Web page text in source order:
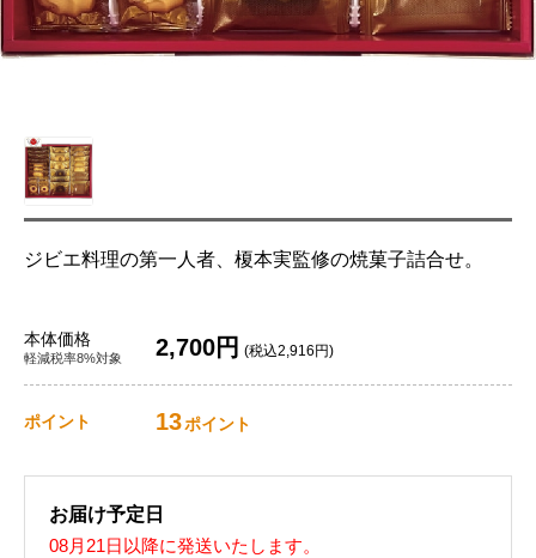
ジビエ料理の第一人者、榎本実監修の焼菓子詰合せ。
本体価格
軽減税率8%対象 2,700円 (税込2,916円)
ポイント 13ポイント
お届け予定日
08月21日以降に発送いたします。